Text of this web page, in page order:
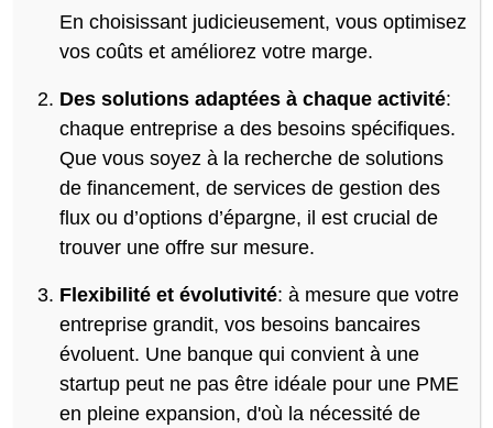
En choisissant judicieusement, vous optimisez
vos coûts et améliorez votre marge.
Des solutions adaptées à chaque activité:
chaque entreprise a des besoins spécifiques.
Que vous soyez à la recherche de solutions
de financement, de services de gestion des
flux ou d’options d’épargne, il est crucial de
trouver une offre sur mesure.
Flexibilité et évolutivité: à mesure que votre
entreprise grandit, vos besoins bancaires
évoluent. Une banque qui convient à une
startup peut ne pas être idéale pour une PME
en pleine expansion, d'où la nécessité de